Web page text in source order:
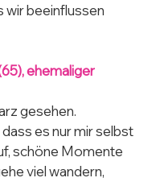
wir beeinflussen
ehemaliger
gesehen.
es nur mir selbst
schöne Momente
viel wandern,